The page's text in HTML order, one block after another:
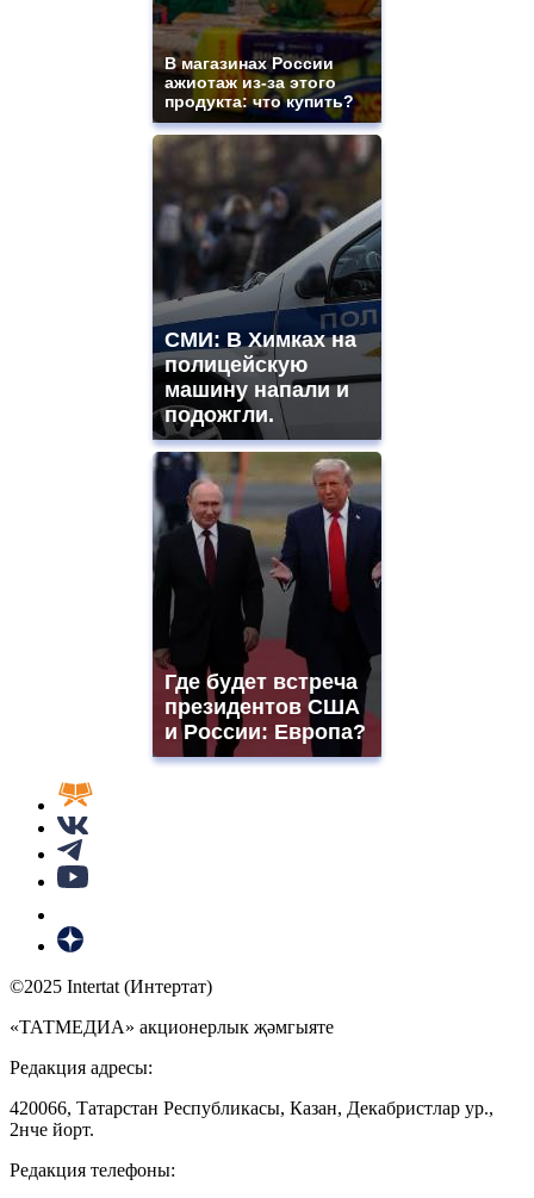
В магазинах России
ажиотаж из-за этого
продукта: что купить?
СМИ: В Химках на
полицейскую
машину напали и
подожгли.
Где будет встреча
президентов США
и России: Европа?
©2025 Intertat (Интертат)
«ТАТМЕДИА» акционерлык җәмгыяте
Редакция адресы:
420066, Татарстан Республикасы, Казан, Декабристлар ур.,
2нче йорт.
Редакция телефоны: